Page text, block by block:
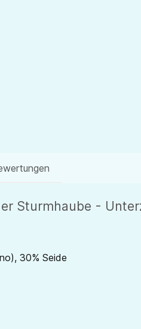
Sturmhaube -
30% Seide